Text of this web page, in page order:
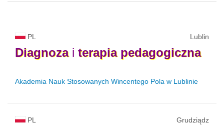
PL Lublin
Diagnozai terapia pedagogiczna
Akademia Nauk Stosowanych Wincentego Pola w Lublinie
PL Grudziądz